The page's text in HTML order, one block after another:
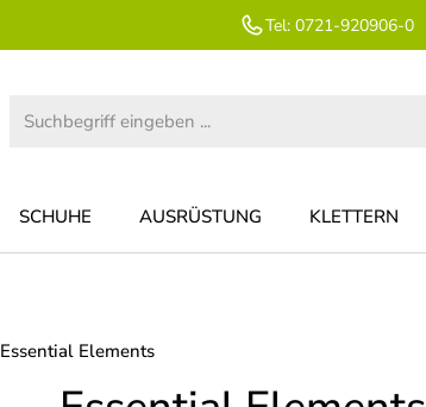
Tel: 0721-920906-0
SCHUHE AUSRÜSTUNG KLETTERN
Essential Elements